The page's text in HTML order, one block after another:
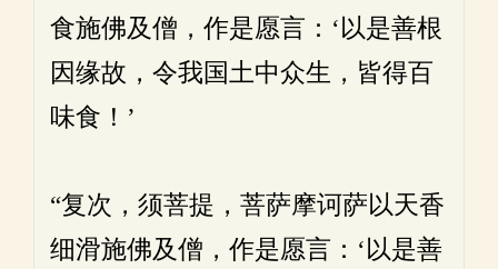
食施佛及僧，作是愿言：‘以是善根
因缘故，令我国土中众生，皆得百
味食！’
“复次，须菩提，菩萨摩诃萨以天香
细滑施佛及僧，作是愿言：‘以是善